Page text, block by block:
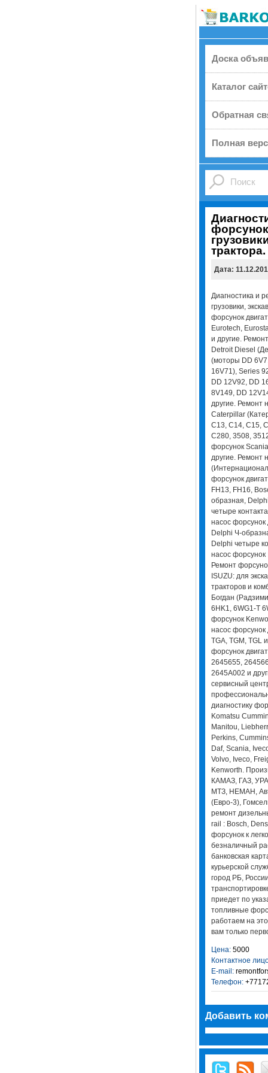
Доска
Каталог
Обратная
Полная
трактора.
Дата:
Диагностика и
грузовики,
форсунок
Eurotech,
и другие.
Detroit Diesel
(моторы DD
16V71), Series
DD 12V92, DD
8V149, DD
другие. Ремонт
Caterpillar
C13, C14, C15,
С280, 3508,
форсунок
другие. Ремонт
форсунок
FH13, FH16,
образная,
четыре
насос форсунок
Delphi Ч-
Delphi четыре
насос форсунок
Ремонт
ISUZU: для
тракторов и
Богдан
6HK1, 6WG1-T
форсунок
насос форсунок
TGA, TGM, TGL
форсунок
2645655,
2645A002 и
сервисный
диагностику
Komatsu
Manitou,
Perkins,
Daf, Scania,
Volvo, Iveco,
Kenworth.
КАМАЗ, ГАЗ,
МТЗ, НЕМАН,
(Евро-3),
ремонт
rail : Bosch,
форсунок к
безналичный
банковская
курьерской
город РБ,
приедет по
топливные
работаем на
вам только
Цена:5000
Контактное
E-mail:
Телефон:
Добавить